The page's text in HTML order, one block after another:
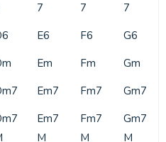
7
7
7
E6 F6
G6
Em Fm
Gm
Em7 Fm7
Gm7
Em7
M
Fm7
M
Gm7
M